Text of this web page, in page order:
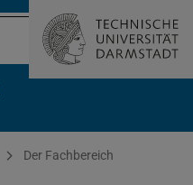
Der Fachbereich